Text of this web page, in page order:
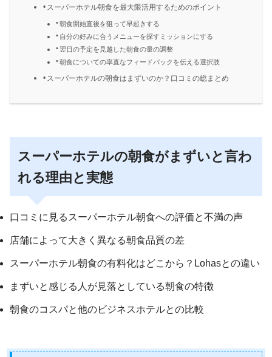
スーパーホテル朝食を最大限活用するためのポイント
朝食開始直後を狙って早起きする
自分の好みに合うメニューを探すミッションにする
翌日の予定を見越した朝食の量の調整
朝食についての率直なフィードバックを伝える選択肢
スーパーホテルの朝食はまずいのか？口コミの総まとめ
スーパーホテルの朝食がまずいと言わ
れる理由と実態
口コミに見るスーパーホテル朝食への評価と不満の声
店舗によって大きく異なる朝食品質の差
スーパーホテル朝食の有料化はどこから？Lohasとの違い
まずいと感じる人が見落としている朝食の特徴
朝食のコスパと他のビジネスホテルとの比較